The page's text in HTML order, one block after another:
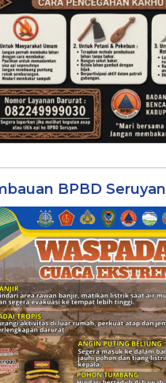
BPBD Seruyan